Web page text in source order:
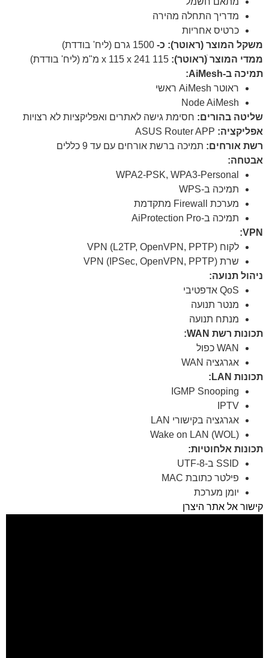
מדריך התחלה מהירה
כרטיס אחריות
משקל המוצר (ראוטר): כ- 1500 גרם (ליח' בודדת)
ממדי המוצר ׁ(ראוטר): 115 x 115 x 241 מ"מ (ליח' בודדת)
תמיכה ב-AiMesh:
ראוטר AiMesh ראשי
Node AiMesh
שליטה בהורים: חסימת גישה לאתרים ואפליקציות לא רצויות
אפליקציה: ASUS Router APP
רשת אורחים: תמיכה ברשת אורחים עם עד 9 כללים
אבטחה:
WPA2-PSK, WPA3-Personal
תמיכה ב-WPS
מערכת Firewall מתקדמת
תמיכה ב-AiProtection Pro
VPN:
לקוח VPN (L2TP, OpenVPN, PPTP)
שרת VPN (IPSec, OpenVPN, PPTP)
ניהול תנועה:
QoS אדפטיבי
מנטר תנועה
מנתח תנועה
תכונות רשת WAN:
WAN כפול
אגרגציה WAN
תכונות LAN:
IGMP Snooping
IPTV
אגרגציה בקישורי LAN
Wake on LAN (WOL)
תכונות אלחוטיות:
SSID ב-UTF-8
פילטר כתובת MAC
יומן מערכת
קישור אל אתר היצרן